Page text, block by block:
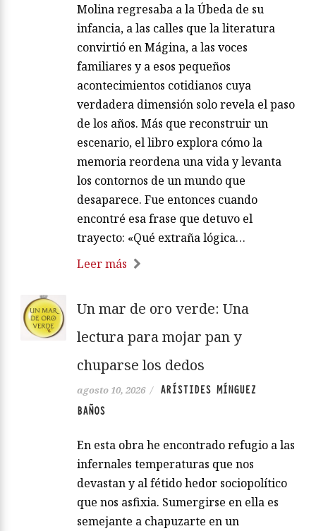
Molina regresaba a la Úbeda de su
infancia, a las calles que la literatura
convirtió en Mágina, a las voces
familiares y a esos pequeños
acontecimientos cotidianos cuya
verdadera dimensión solo revela el paso
de los años. Más que reconstruir un
escenario, el libro explora cómo la
memoria reordena una vida y levanta
los contornos de un mundo que
desaparece. Fue entonces cuando
encontré esa frase que detuvo el
trayecto: «Qué extraña lógica…
Leer más
Un mar de oro verde: Una
lectura para mojar pan y
chuparse los dedos
agosto 10, 2026 /
ARÍSTIDES MÍNGUEZ
BAÑOS
En esta obra he encontrado refugio a las
infernales temperaturas que nos
devastan y al fétido hedor sociopolítico
que nos asfixia. Sumergirse en ella es
semejante a chapuzarte en un